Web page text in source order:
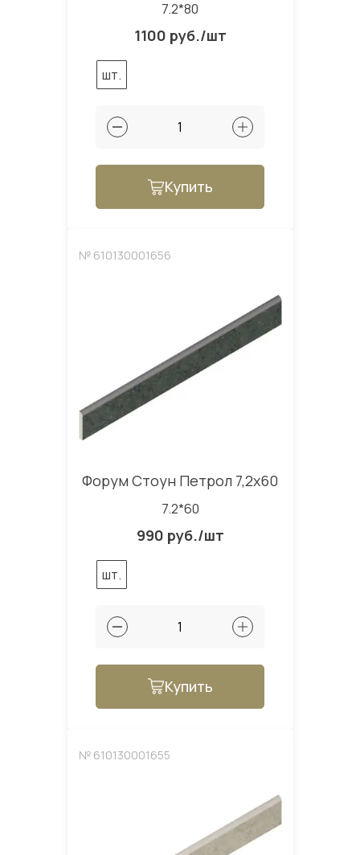
7.2*80
1100 руб./шт
шт.
Купить
№ 610130001656
Форум Стоун Петрол 7,2x60
7.2*60
990 руб./шт
шт.
Купить
№ 610130001655